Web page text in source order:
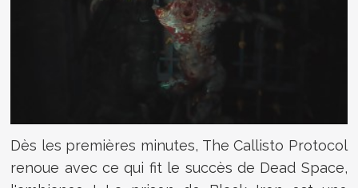
Dès les premières minutes, The Callisto Protocol
renoue avec ce qui fit le succès de Dead Space,